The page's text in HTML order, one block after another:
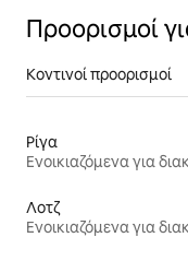
Προορισμοί
Κοντινοί προορισμοί
Ρίγα
Ενοικιαζόμενα για
Λοτζ
Ενοικιαζόμενα για